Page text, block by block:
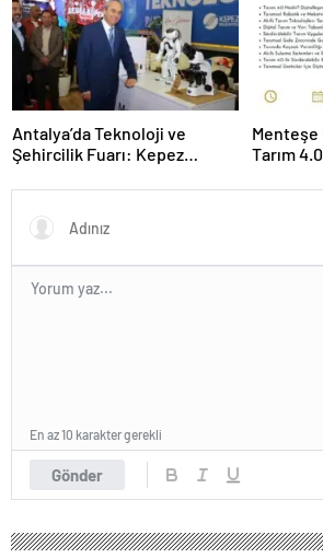
Antalya’da Teknoloji ve
Şehircilik Fuarı: Kepez
Menteşe
Tarım
Gönder
En az 10 karakter gerekli